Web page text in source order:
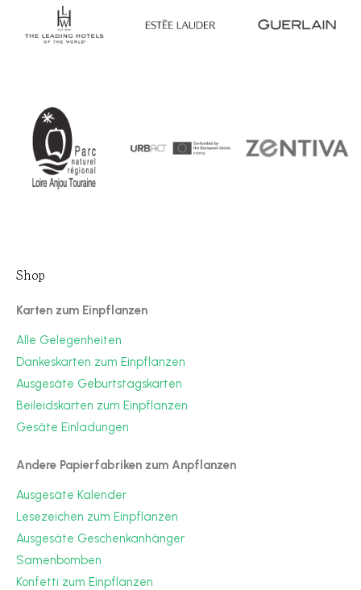
Shop
Karten zum Einpflanzen
Alle Gelegenheiten
Dankeskarten zum Einpflanzen
Ausgesäte Geburtstagskarten
Beileidskarten zum Einpflanzen
Gesäte Einladungen
Andere Papierfabriken zum Anpflanzen
Ausgesäte Kalender
Lesezeichen zum Einpflanzen
Ausgesäte Geschenkanhänger
Samenbomben
Konfetti zum Einpflanzen